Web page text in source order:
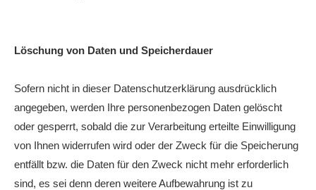
Löschung von Daten und Speicherdauer
Sofern nicht in dieser Datenschutzerklärung ausdrücklich
angegeben, werden Ihre personenbezogen Daten gelöscht
oder gesperrt, sobald die zur Verarbeitung erteilte Einwilligung
von Ihnen widerrufen wird oder der Zweck für die Speicherung
entfällt bzw. die Daten für den Zweck nicht mehr erforderlich
sind, es sei denn deren weitere Aufbewahrung ist zu